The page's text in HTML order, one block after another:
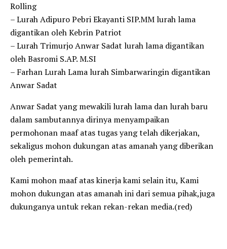
Rolling
– Lurah Adipuro Pebri Ekayanti SIP.MM lurah lama
digantikan oleh Kebrin Patriot
– Lurah Trimurjo Anwar Sadat lurah lama digantikan
oleh Basromi S.AP. M.SI
– Farhan Lurah Lama lurah Simbarwaringin digantikan
Anwar Sadat
Anwar Sadat yang mewakili lurah lama dan lurah baru
dalam sambutannya dirinya menyampaikan
permohonan maaf atas tugas yang telah dikerjakan,
sekaligus mohon dukungan atas amanah yang diberikan
oleh pemerintah.
Kami mohon maaf atas kinerja kami selain itu, Kami
mohon dukungan atas amanah ini dari semua pihak,juga
dukunganya untuk rekan rekan-rekan media.(red)